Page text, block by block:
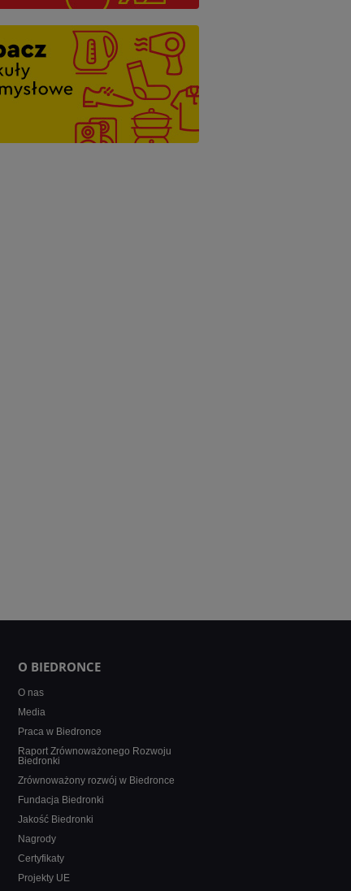
O BIEDRONCE
O nas
Media
Praca w Biedronce
Raport Zrównoważonego Rozwoju
Biedronki
Zrównoważony rozwój w Biedronce
Fundacja Biedronki
Jakość Biedronki
Nagrody
Certyfikaty
Projekty UE